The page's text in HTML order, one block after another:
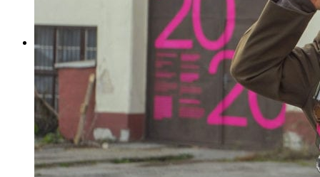
FREE
NÁVODY
základy DTP
pre klientov
pdf, ps, acrobat, distiller
fonty, písmo, typografia
farby a color management návody
indesign
photoshop
illustrator
lightroom